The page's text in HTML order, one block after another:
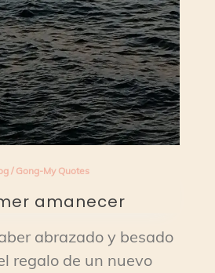
/ Gong-My Quotes
amanecer
abrazado y besado
regalo de un nuevo